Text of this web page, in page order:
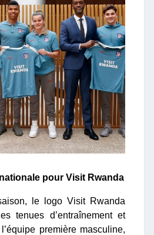
pour Visit Rwanda
le logo Visit Rwanda
tenues d’entraînement et
première masculine,